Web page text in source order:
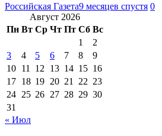
Российская Газета9 месяцев спустя 0
Август 2026
Пн Вт Ср Чт Пт Сб Вс
1
2
3
4 5 6 7 8
9
10 11 12 13 14 15 16
17 18 19 20 21 22 23
24 25 26 27 28 29 30
31
« Июл